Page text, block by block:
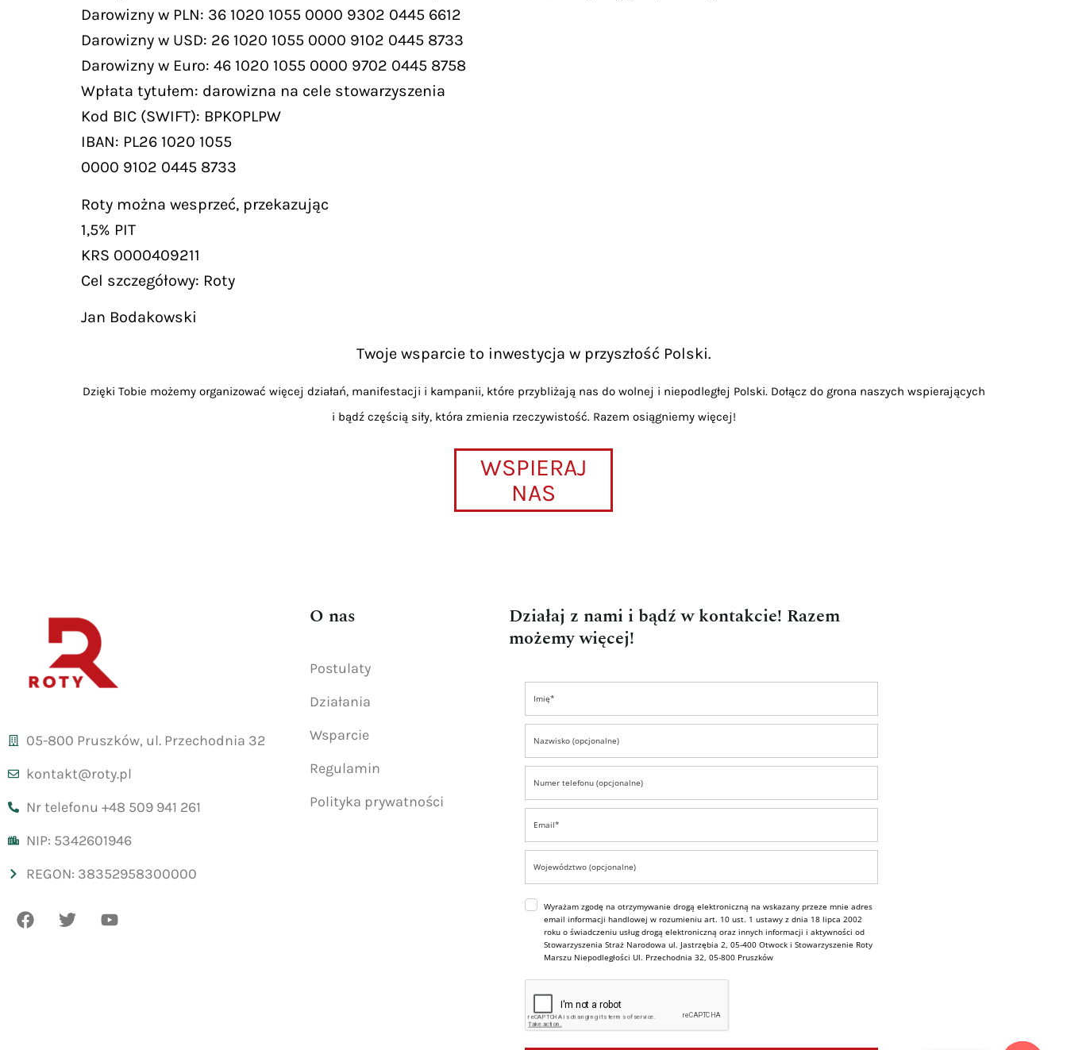
Darowizny w PLN: 36 1020 1055 0000 9302 0445 6612
Darowizny w USD: 26 1020 1055 0000 9102 0445 8733
Darowizny w Euro: 46 1020 1055 0000 9702 0445 8758
Wpłata tytułem: darowizna na cele stowarzyszenia
Kod BIC (SWIFT): BPKOPLPW
IBAN: PL26 1020 1055
0000 9102 0445 8733
Roty można wesprzeć, przekazując
1,5% PIT
KRS 0000409211
Cel szczegółowy: Roty
Jan Bodakowski
Twoje wsparcie to inwestycja w przyszłość Polski.
Dzięki Tobie możemy organizować więcej działań, manifestacji i kampanii, które przybliżają nas do wolnej i niepodległej Polski. Dołącz do grona naszych wspierających
i bądź częścią siły, która zmienia rzeczywistość. Razem osiągniemy więcej!
WSPIERAJ
NAS
05-800 Pruszków, ul. Przechodnia 32
kontakt@roty.pl
Nr telefonu +48 509 941 261
NIP: 5342601946
REGON: 38352958300000
O nas
Postulaty
Działania
Wsparcie
Regulamin
Polityka prywatności
Działaj z nami i bądź w kontakcie! Razem
możemy więcej!
Wyrażam zgodę na otrzymywanie drogą elektroniczną na wskazany przeze mnie adres
email informacji handlowej w rozumieniu art. 10 ust. 1 ustawy z dnia 18 lipca 2002
roku o świadczeniu usług drogą elektroniczną oraz innych informacji i aktywności od
Stowarzyszenia Straż Narodowa ul. Jastrzębia 2, 05-400 Otwock i Stowarzyszenie Roty
Marszu Niepodległości Ul. Przechodnia 32, 05-800 Pruszków